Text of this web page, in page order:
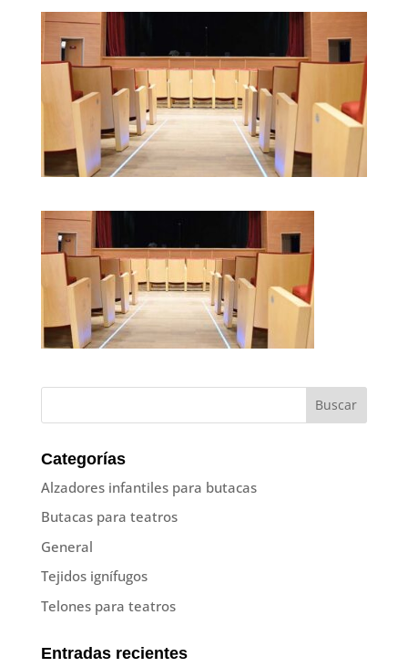
Categorías
Alzadores infantiles para butacas
Butacas para teatros
General
Tejidos ignífugos
Telones para teatros
Entradas recientes